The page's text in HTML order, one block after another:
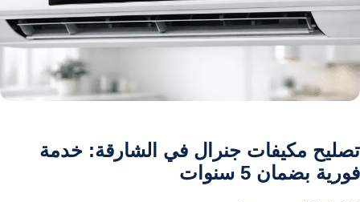
تصليح مكيفات جنرال في الشارقة: خدمة
فورية بضمان 5 سنوات